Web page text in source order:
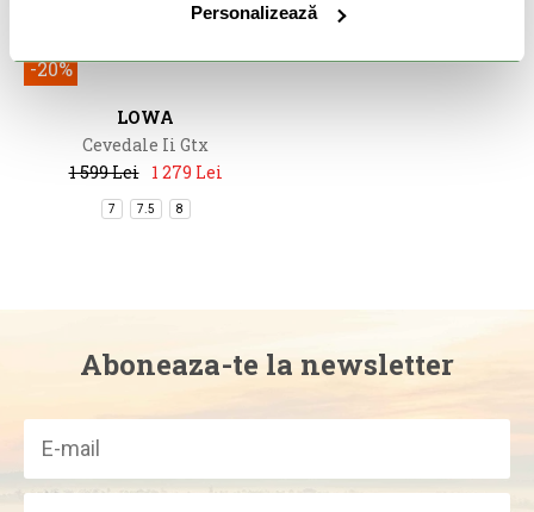
Personalizează
-20%
LOWA
Cevedale Ii Gtx
1 599 Lei
1 279 Lei
7 7.5 8
Aboneaza-te la newsletter